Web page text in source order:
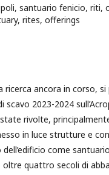
santuario fenicio, riti,
rites, offerings
ricerca ancora in corso,
scavo 2023-2024
rivolte,
in luce strutture e
come
oltre quattro secoli di